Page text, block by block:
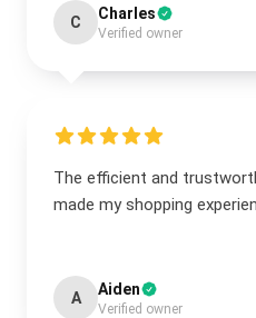
C Charles
Verified owner
The efficient and
made my shopping
A Aiden
Verified owner